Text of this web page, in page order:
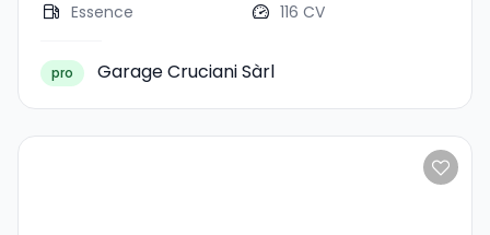
Essence
116 CV
pro Garage Cruciani Sàrl